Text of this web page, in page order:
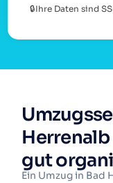
🔒Ihre Daten sind
gut
Ein Umzug in